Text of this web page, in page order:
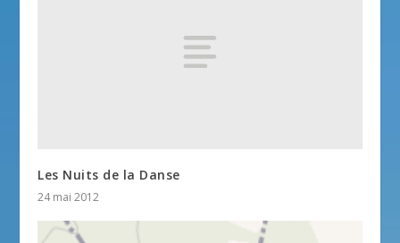
Les Nuits de la Danse
24 mai 2012